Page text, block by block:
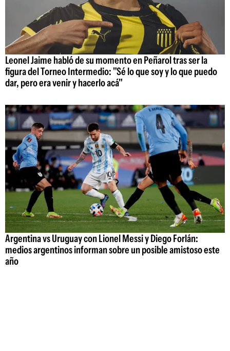
Leonel Jaime habló de su momento en Peñarol tras ser la
figura del Torneo Intermedio: "Sé lo que soy y lo que puedo
dar, pero era venir y hacerlo acá"
Argentina vs Uruguay con Lionel Messi y Diego Forlán:
medios argentinos informan sobre un posible amistoso este
año